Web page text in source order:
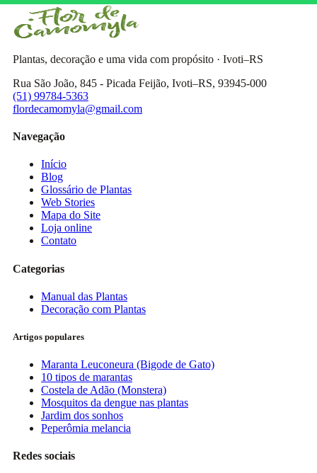
Plantas, decoração e uma vida com propósito · Ivoti–RS
Rua São João, 845 - Picada Feijão, Ivoti–RS, 93945-000
(51) 99784-5363
flordecamomyla@gmail.com
Navegação
Início
Blog
Glossário de Plantas
Web Stories
Mapa do Site
Loja online
Contato
Categorias
Manual das Plantas
Decoração com Plantas
Artigos populares
Maranta Leuconeura (Bigode de Gato)
10 tipos de marantas
Costela de Adão (Monstera)
Mosquitos da dengue nas plantas
Jardim dos sonhos
Peperômia melancia
Redes sociais